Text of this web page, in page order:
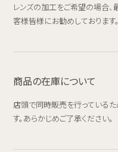
レンズの加工をご希望の場合
客様皆様にお勧めしております。
商品の在庫について
店頭で同時販売を行っている
す。あらかじめご了承ください。